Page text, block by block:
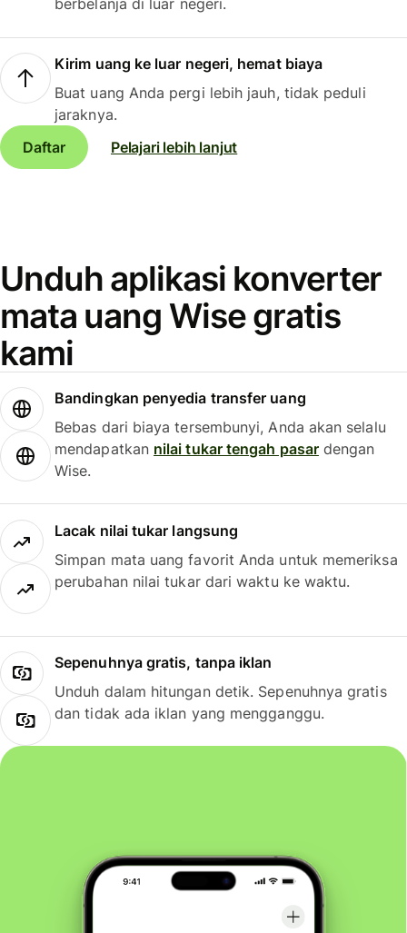
berbelanja di luar negeri.
Kirim uang ke luar negeri, hemat biaya
Buat uang Anda pergi lebih jauh, tidak peduli
jaraknya.
Daftar
Pelajari lebih lanjut
Unduh aplikasi konverter
mata uang Wise gratis
kami
Bandingkan penyedia transfer uang
Bebas dari biaya tersembunyi, Anda akan selalu
mendapatkan nilai tukar tengah pasardengan
Wise.
Lacak nilai tukar langsung
Simpan mata uang favorit Anda untuk memeriksa
perubahan nilai tukar dari waktu ke waktu.
Sepenuhnya gratis, tanpa iklan
Unduh dalam hitungan detik. Sepenuhnya gratis
dan tidak ada iklan yang mengganggu.